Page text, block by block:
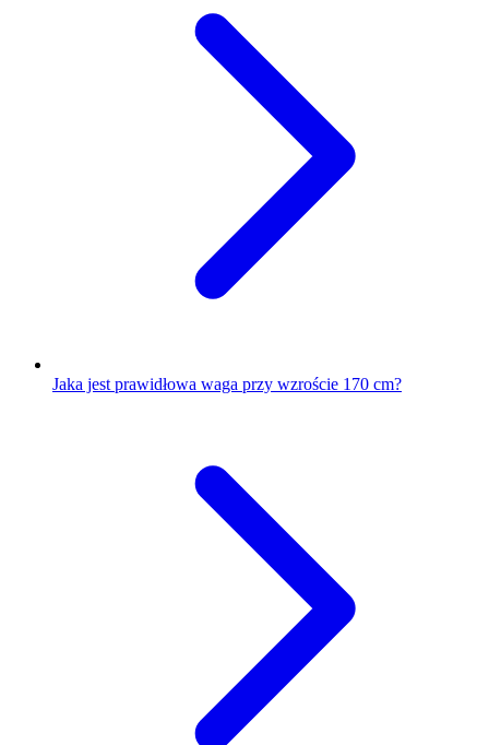
Jaka jest prawidłowa waga przy wzroście 170 cm?